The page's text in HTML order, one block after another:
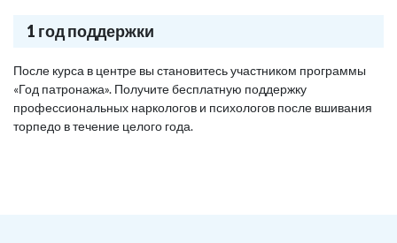
1 год поддержки
После курса в центре вы становитесь участником программы
«Год патронажа». Получите бесплатную поддержку
профессиональных наркологов и психологов после вшивания
торпедо в течение целого года.